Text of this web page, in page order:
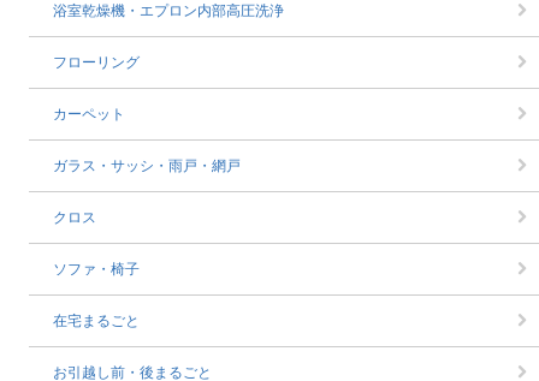
浴室乾燥機・エプロン内部高圧洗浄
フローリング
カーペット
ガラス・サッシ・雨戸・網戸
クロス
ソファ・椅子
在宅まるごと
お引越し前・後まるごと